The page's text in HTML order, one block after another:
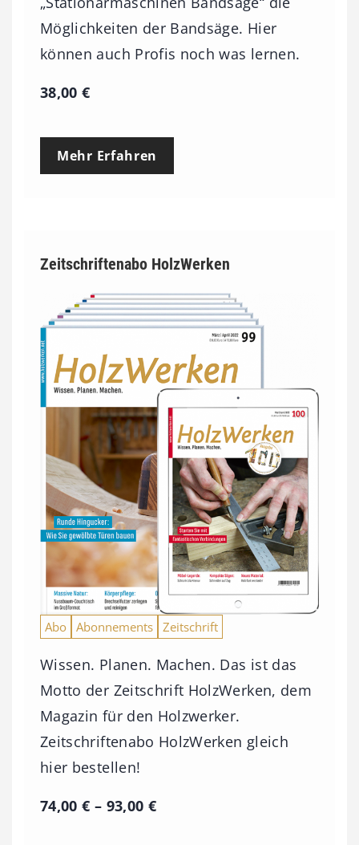
Möglichkeiten der Bandsäge. Hier
können auch Profis noch was lernen.
38,00€
Mehr Erfahren
Zeitschriftenabo HolzWerken
Abo Abonnements Zeitschrift
Wissen. Planen. Machen. Das ist das
Motto der Zeitschrift HolzWerken, dem
Magazin für den Holzwerker.
Zeitschriftenabo HolzWerken gleich
hier bestellen!
74,00€ – 93,00 €P